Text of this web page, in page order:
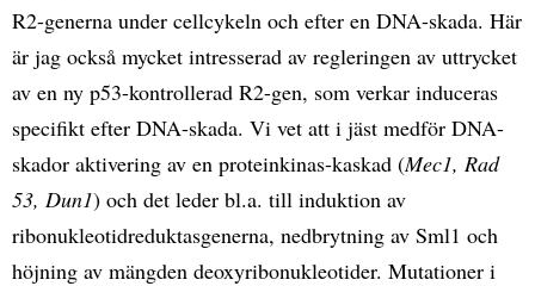
R2-generna under cellcykeln och efter en DNA-skada. Här
är jag också mycket intresserad av regleringen av uttrycket
av en ny p53-kontrollerad R2-gen, som verkar induceras
specifikt efter DNA-skada. Vi vet att i jäst medför DNA-
skador aktivering av en proteinkinas-kaskad (Mec1, Rad
53, Dun1) och det leder bl.a. till induktion av
ribonukleotidreduktasgenerna, nedbrytning av Sml1 och
höjning av mängden deoxyribonukleotider. Mutationer i